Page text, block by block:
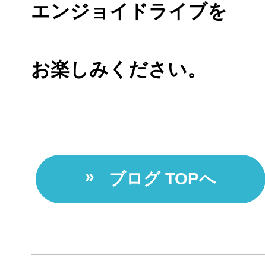
エンジョイドライブを
お楽しみください。
ブログ TOPへ